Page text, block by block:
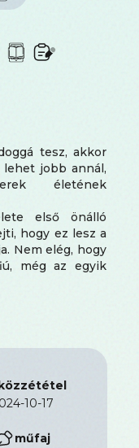
tesz, akkor
jobb annál,
életének
első önálló
hogy ez lesz a
Nem elég, hogy
még az egyik
belevág
hogy az egész
az életükbe.
10-17
műfaj